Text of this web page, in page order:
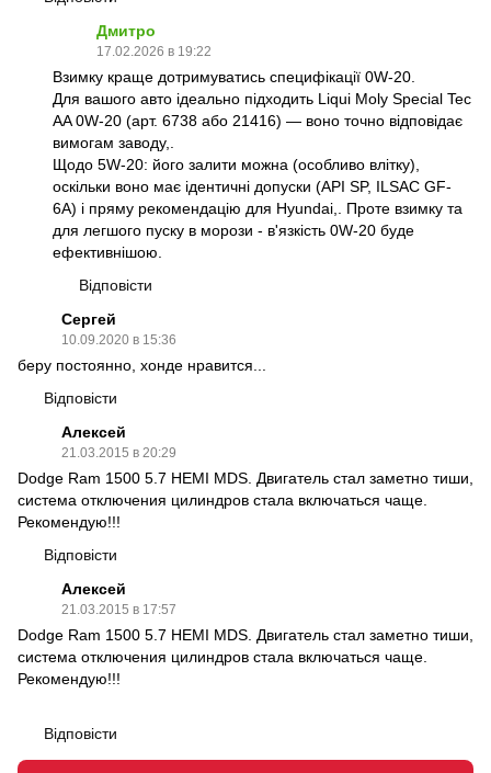
Дмитро
17.02.2026 в 19:22
Взимку краще дотримуватись специфікації 0W-20.
Для вашого авто ідеально підходить Liqui Moly Special Tec
AA 0W-20 (арт. 6738 або 21416) — воно точно відповідає
вимогам заводу,.
Щодо 5W-20: його залити можна (особливо влітку),
оскільки воно має ідентичні допуски (API SP, ILSAC GF-
6A) і пряму рекомендацію для Hyundai,. Проте взимку та
для легшого пуску в морози - в'язкість 0W-20 буде
ефективнішою.
Відповісти
Сергей
10.09.2020 в 15:36
беру постоянно, хонде нравится...
Відповісти
Алексей
21.03.2015 в 20:29
Dodge Ram 1500 5.7 HEMI MDS. Двигатель стал заметно тиши,
система отключения цилиндров стала включаться чаще.
Рекомендую!!!
Відповісти
Алексей
21.03.2015 в 17:57
Dodge Ram 1500 5.7 HEMI MDS. Двигатель стал заметно тиши,
система отключения цилиндров стала включаться чаще.
Рекомендую!!!
Відповісти